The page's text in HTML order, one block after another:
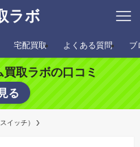
ラボ
宅配買取 よくある質問 ブ
買取ラボの口コミ
る
イッチ）